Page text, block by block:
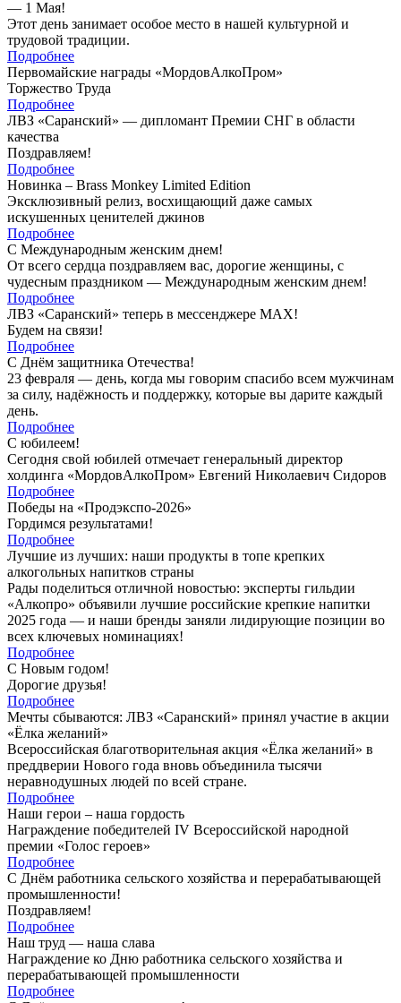
— 1 Мая!
Этот день занимает особое место в нашей культурной и
трудовой традиции.
Подробнее
Первомайские награды «МордовАлкоПром»
Торжество Труда
Подробнее
ЛВЗ «Саранский» — дипломант Премии СНГ в области
качества
Поздравляем!
Подробнее
Новинка – Brass Monkey Limited Edition
Эксклюзивный релиз, восхищающий даже самых
искушенных ценителей джинов
Подробнее
С Международным женским днем!
От всего сердца поздравляем вас, дорогие женщины, с
чудесным праздником — Международным женским днем!
Подробнее
ЛВЗ «Саранский» теперь в мессенджере MAX!
Будем на связи!
Подробнее
С Днём защитника Отечества!
23 февраля — день, когда мы говорим спасибо всем мужчинам
за силу, надёжность и поддержку, которые вы дарите каждый
день.
Подробнее
С юбилеем!
Сегодня свой юбилей отмечает генеральный директор
холдинга «МордовАлкоПром» Евгений Николаевич Сидоров
Подробнее
Победы на «Продэкспо-2026»
Гордимся результатами!
Подробнее
Лучшие из лучших: наши продукты в топе крепких
алкогольных напитков страны
Рады поделиться отличной новостью: эксперты гильдии
«Алкопро» объявили лучшие российские крепкие напитки
2025 года — и наши бренды заняли лидирующие позиции во
всех ключевых номинациях!
Подробнее
С Новым годом!
Дорогие друзья!
Подробнее
Мечты сбываются: ЛВЗ «Саранский» принял участие в акции
«Ёлка желаний»
Всероссийская благотворительная акция «Ёлка желаний» в
преддверии Нового года вновь объединила тысячи
неравнодушных людей по всей стране.
Подробнее
Наши герои – наша гордость
Награждение победителей IV Всероссийской народной
премии «Голос героев»
Подробнее
С Днём работника сельского хозяйства и перерабатывающей
промышленности!
Поздравляем!
Подробнее
Наш труд — наша слава
Награждение ко Дню работника сельского хозяйства и
перерабатывающей промышленности
Подробнее